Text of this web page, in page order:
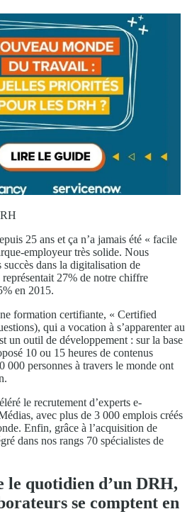
25 ans et ça n’a jamais été « facile
employeur très solide. Nous
dans la digitalisation de
représentait 27% de notre chiffre
en 2015.
formation certifiante, « Certified
qui a vocation à s’apparenter au
un outil de développement : sur la base
10 ou 15 heures de contenus
000 personnes à travers le monde ont
le recrutement d’experts e-
avec plus de 3 000 emplois créés
Enfin, grâce à l’acquisition de
dans nos rangs 70 spécialistes de
le quotidien d’un DRH,
se comptent en